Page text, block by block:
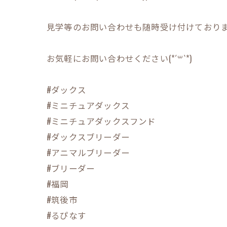
見学等のお問い合わせも随時受け付けており
お気軽にお問い合わせください(*´꒳`*)
#ダックス
#ミニチュアダックス
#ミニチュアダックスフンド
#ダックスブリーダー
#アニマルブリーダー
#ブリーダー
#福岡
#筑後市
#るぴなす